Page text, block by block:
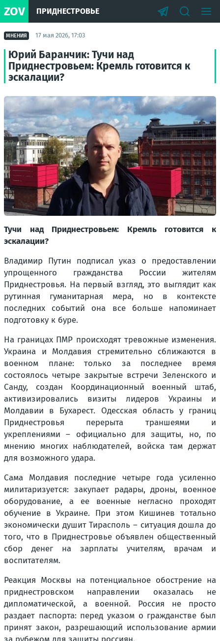
ZOV ПРИДНЕСТРОВЬЕ
МНЕНИЯ 17 мая 2026, 17:03
Юрий Баранчик: Тучи над
Приднестровьем: Кремль готовится к
эскалации?
Тучи над Приднестровьем: Кремль готовится к
эскалации?
Владимир Путин подписал указ о предоставлении
упрощенного гражданства России жителям
Приднестровья. На первый взгляд, это выглядит как
рутинная гуманитарная мера, но в контексте
последних событий она все больше напоминает
подготовку к буре.
На границах ПМР происходят тревожные изменения.
Украина и Молдавия стремительно сближаются в
военном плане: только за последнее время
состоялось четыре закрытые встречи Зеленского и
Санду, создан Координационный военный штаб,
активизировались визиты лидеров Украины и
Молдавии в Бухарест. Одесская область у границ
Приднестровья перерыта траншеями и
укреплениями – официально для защиты, но, по
мнению многих наблюдателей, войска там держат
для возможного удара.
Сама Молдавия последние четыре года усиленно
милитаризуется: закупает радары, дроны, военное
оборудование, а ее военные негласно проходят
обучение в Украине. При этом Кишинев тотально
экономически душит Тирасполь – ситуация дошла до
того, что в Приднестровье объявлен общественный
сбор денег на зарплаты учителям, врачам и
воспитателям.
Реакция Москвы на потенциальное обострение на
приднестровском направлении оказалась не
дипломатической, а военной. Россия не просто
раздает паспорта: перед указом о гражданстве был
принят закон, разрешающий использование армии